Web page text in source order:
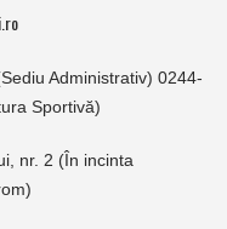
Administrativ) 0244-
Sportivă)
nr. 2 (În incinta